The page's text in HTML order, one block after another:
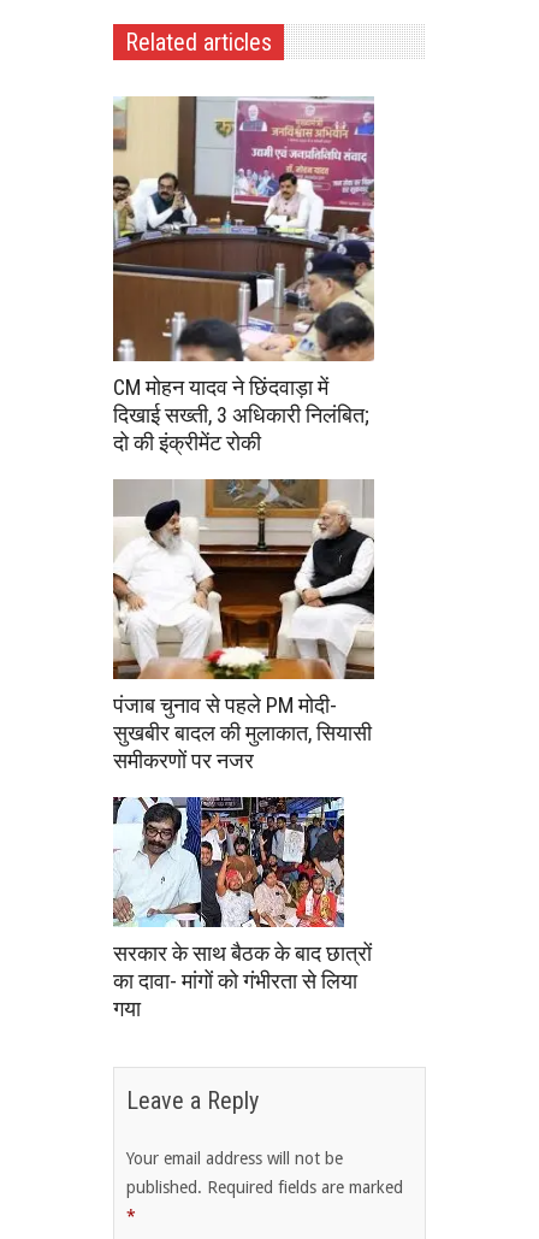
Related articles
CM मोहन यादव ने छिंदवाड़ा में
दिखाई सख्ती, 3 अधिकारी निलंबित;
दो की इंक्रीमेंट रोकी
पंजाब चुनाव से पहले PM मोदी-
सुखबीर बादल की मुलाकात, सियासी
समीकरणों पर नजर
सरकार के साथ बैठक के बाद छात्रों
का दावा- मांगों को गंभीरता से लिया
गया
Leave a Reply
Your email address will not be
published. Required fields are marked
*